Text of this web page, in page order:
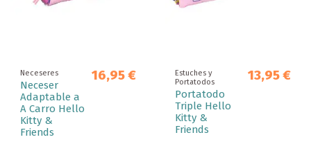
Neceseres
Neceser
Adaptable a
A Carro Hello
Kitty &
Friends
16,95 €
Estuches y
Portatodos
Portatodo
Triple Hello
Kitty &
Friends
13,95 €